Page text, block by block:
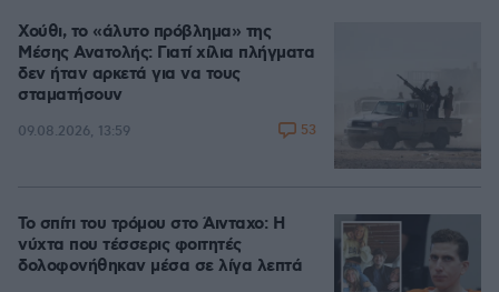
Χούθι, το «άλυτο πρόβλημα» της
Μέσης Ανατολής: Γιατί χίλια πλήγματα
δεν ήταν αρκετά για να τους
σταματήσουν
09.08.2026, 13:59 53
Το σπίτι του τρόμου στο Άινταχο: Η
νύχτα που τέσσερις φοιτητές
δολοφονήθηκαν μέσα σε λίγα λεπτά